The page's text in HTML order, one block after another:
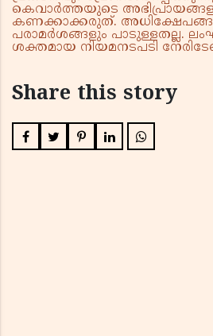
കെവാർത്തയുടെ
കണക്കാക്കരുത്.
പരാമർശങ്ങളും പാടുള്ളതല്ല.
ശക്തമായ നിയമനടപടി
Share this story